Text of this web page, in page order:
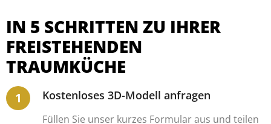
IN 5 SCHRITTEN ZU IHRER
FREISTEHENDEN
TRAUMKÜCHE
Kostenloses 3D-Modell anfragen
Füllen Sie unser kurzes Formular aus und teilen